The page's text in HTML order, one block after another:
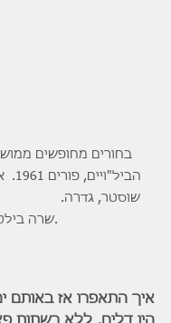
בחורים מחופשים
שוסטר, גדרה.
שרה בילט.
איך התאפרו אז באותם